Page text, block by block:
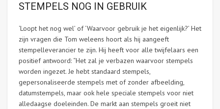
STEMPELS NOG IN GEBRUIK
‘Loopt het nog wel’ of ‘Waarvoor gebruik je het eigenlijk?’ Het
zijn vragen die Tom weleens hoort als hij aangeeft
stempelleverancier te zijn. Hij heeft voor alle twijfelaars een
positief antwoord: “Het zal je verbazen waarvoor stempels
worden ingezet. Je hebt standaard stempels,
gepersonaliseerde stempels met of zonder afbeelding,
datumstempels, maar ook hele speciale stempels voor niet
alledaagse doeleinden. De markt aan stempels groeit niet